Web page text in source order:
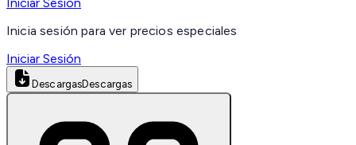
Inicia sesión para ver precios especiales
Iniciar Sesión
DescargasDescargas